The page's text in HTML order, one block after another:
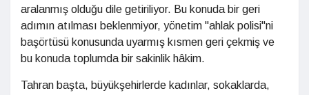
aralanmış olduğu dile getiriliyor. Bu konuda bir geri
adımın atılması beklenmiyor, yönetim "ahlak polisi"ni
başörtüsü konusunda uyarmış kısmen geri çekmiş ve
bu konuda toplumda bir sakinlik hâkim.
Tahran başta, büyükşehirlerde kadınlar, sokaklarda,